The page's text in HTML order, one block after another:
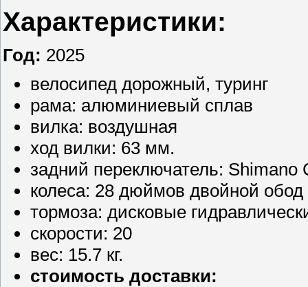
Характеристики:
Год: 2025
велосипед дорожный, туринг
рама: алюминиевый сплав
вилка: воздушная
ход вилки: 63 мм.
задний переключатель:
колеса: 28 дюймов двойной обод
тормоза: дисковые
скорости: 20
вес: 15.7 кг.
стоимость доставки: